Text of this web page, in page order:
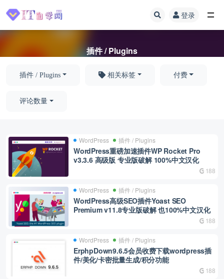
登录
插件 / Plugins
插件 / Plugins 相关标签 付费
评论数量
WordPress 插件 / Plugins
WordPress重磅加速插件WP Rocket Pro
v3.3.6 高级版 专业版破解 100%中文汉化
188
WordPress 插件 / Plugins
WordPress高级SEO插件Yoast SEO
Premium v11.8专业版破解 也100%中文汉化
188
WordPress 插件 / Plugins
ErphpDown9.6.5会员收费下载wordpress插
件/美化/卡密批量生成/积分功能
188